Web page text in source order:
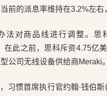
前的派息率维持在3.2%左右
法对商品线进行调整。思
在此之前，思科斥资4.75亿
公司无线设备供给商Meraki。
习惯首席执行官约翰·钱伯